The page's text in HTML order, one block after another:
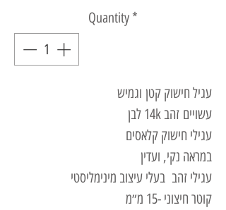
Quantity *
עגיל חישוק קטן וגמיש
עשויים זהב 14k לבן
עגילי חישוק קלאסים
במראה נקי, ועדין
עגילי זהב בעלי עיצוב מינימליסטי
קוטר חיצוני -15 מ״מ